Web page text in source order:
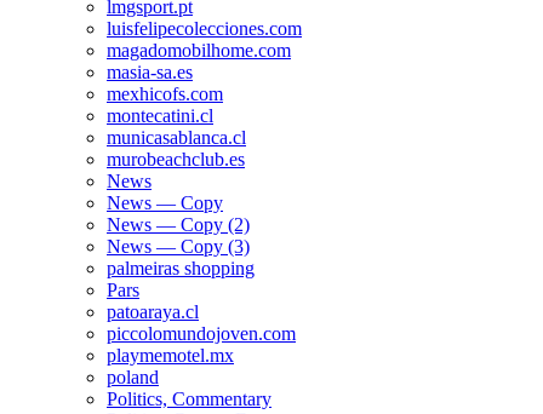
lmgsport.pt
luisfelipecolecciones.com
magadomobilhome.com
masia-sa.es
mexhicofs.com
montecatini.cl
municasablanca.cl
murobeachclub.es
News
News — Copy
News — Copy (2)
News — Copy (3)
palmeiras shopping
Pars
patoaraya.cl
piccolomundojoven.com
playmemotel.mx
poland
Politics, Commentary